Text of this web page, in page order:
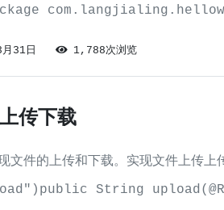
package
31日 1,788次浏览
传下载
的上传和下载。实现文件上传上
String